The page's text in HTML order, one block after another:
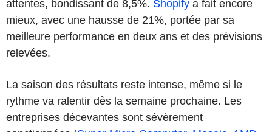
attentes, bondissant de 8,5%. Shopify a fait encore
mieux, avec une hausse de 21%, portée par sa
meilleure performance en deux ans et des prévisions
relevées.
La saison des résultats reste intense, même si le
rythme va ralentir dès la semaine prochaine. Les
entreprises décevantes sont sévèrement